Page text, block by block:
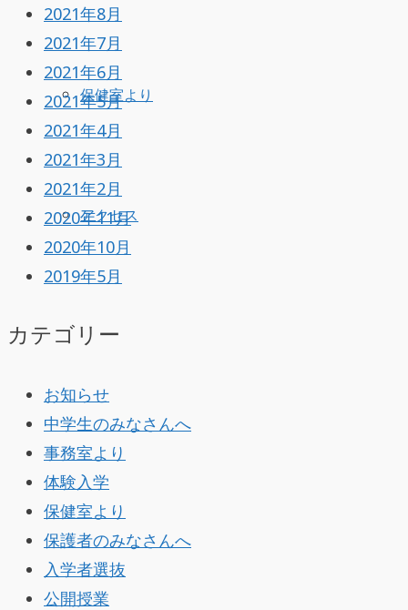
保健室より
アクセス
2021年8月
2021年7月
2021年6月
2021年5月
2021年4月
2021年3月
2021年2月
2020年11月
2020年10月
2019年5月
カテゴリー
お知らせ
中学生のみなさんへ
事務室より
体験入学
保健室より
保護者のみなさんへ
入学者選抜
公開授業